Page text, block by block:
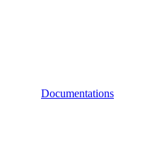
Documentations